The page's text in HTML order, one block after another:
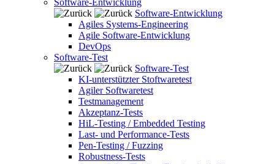
Software-Entwicklung
Software-Entwicklung
Agiles Systems-Engineering
Agile Software-Entwicklung
DevOps
Software-Test
Software-Test
KI-unterstützter Stoftwaretest
Agiler Softwaretest
Testmanagement
Akzeptanz-Tests
HiL-Testing / Embedded Testing
Last- und Performance-Tests
Pen-Testing / Fuzzing
Robustness-Tests